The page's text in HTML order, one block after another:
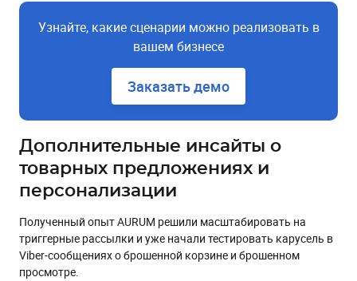
Узнайте, какие сценарии можно реализовать в
вашем бизнесе
Заказать демо
Дополнительные инсайты о
товарных предложениях и
персонализации
Полученный опыт AURUM решили масштабировать на
триггерные рассылки и уже начали тестировать карусель в
Viber-сообщениях о брошенной корзине и брошенном
просмотре.